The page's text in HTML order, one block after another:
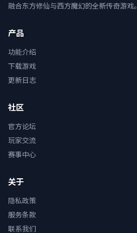
融合东方修仙与西方魔幻的全新传奇游戏。
产品
功能介绍
下载游戏
更新日志
社区
官方论坛
玩家交流
赛事中心
关于
隐私政策
服务条款
联系我们